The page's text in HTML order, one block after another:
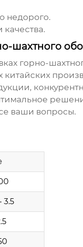
недорого.
шахтного
горно-
китайских
ваши вопросы.
3.5